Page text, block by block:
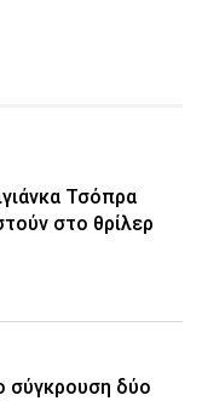
Τσόπρα
στο θρίλερ
σύγκρουση δύο